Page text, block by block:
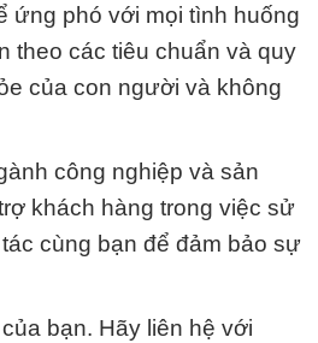
ứng phó với mọi tình huống
theo các tiêu chuẩn và quy
của con người và không
công nghiệp và sản
khách hàng trong việc sử
cùng bạn để đảm bảo sự
bạn. Hãy liên hệ với